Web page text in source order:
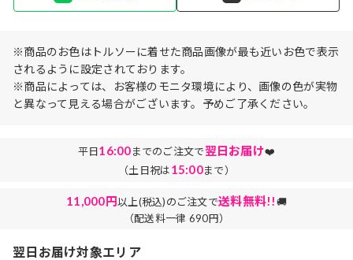
※商品のお色はトルソーに着せた商品画像が最も近いお色で表示
されるように設定されております。
※商品によっては、お客様のモニタ環境により、画像の色が実物
と異なって見える場合がございます。予めご了承ください。
平日16:00までのご注文で翌日お届け❤️
（土日祝は15:00まで）
11,000円以上(税込)のご注文で送料無料!!🚚
（配送料一律 690円）
翌日お届け対象エリア